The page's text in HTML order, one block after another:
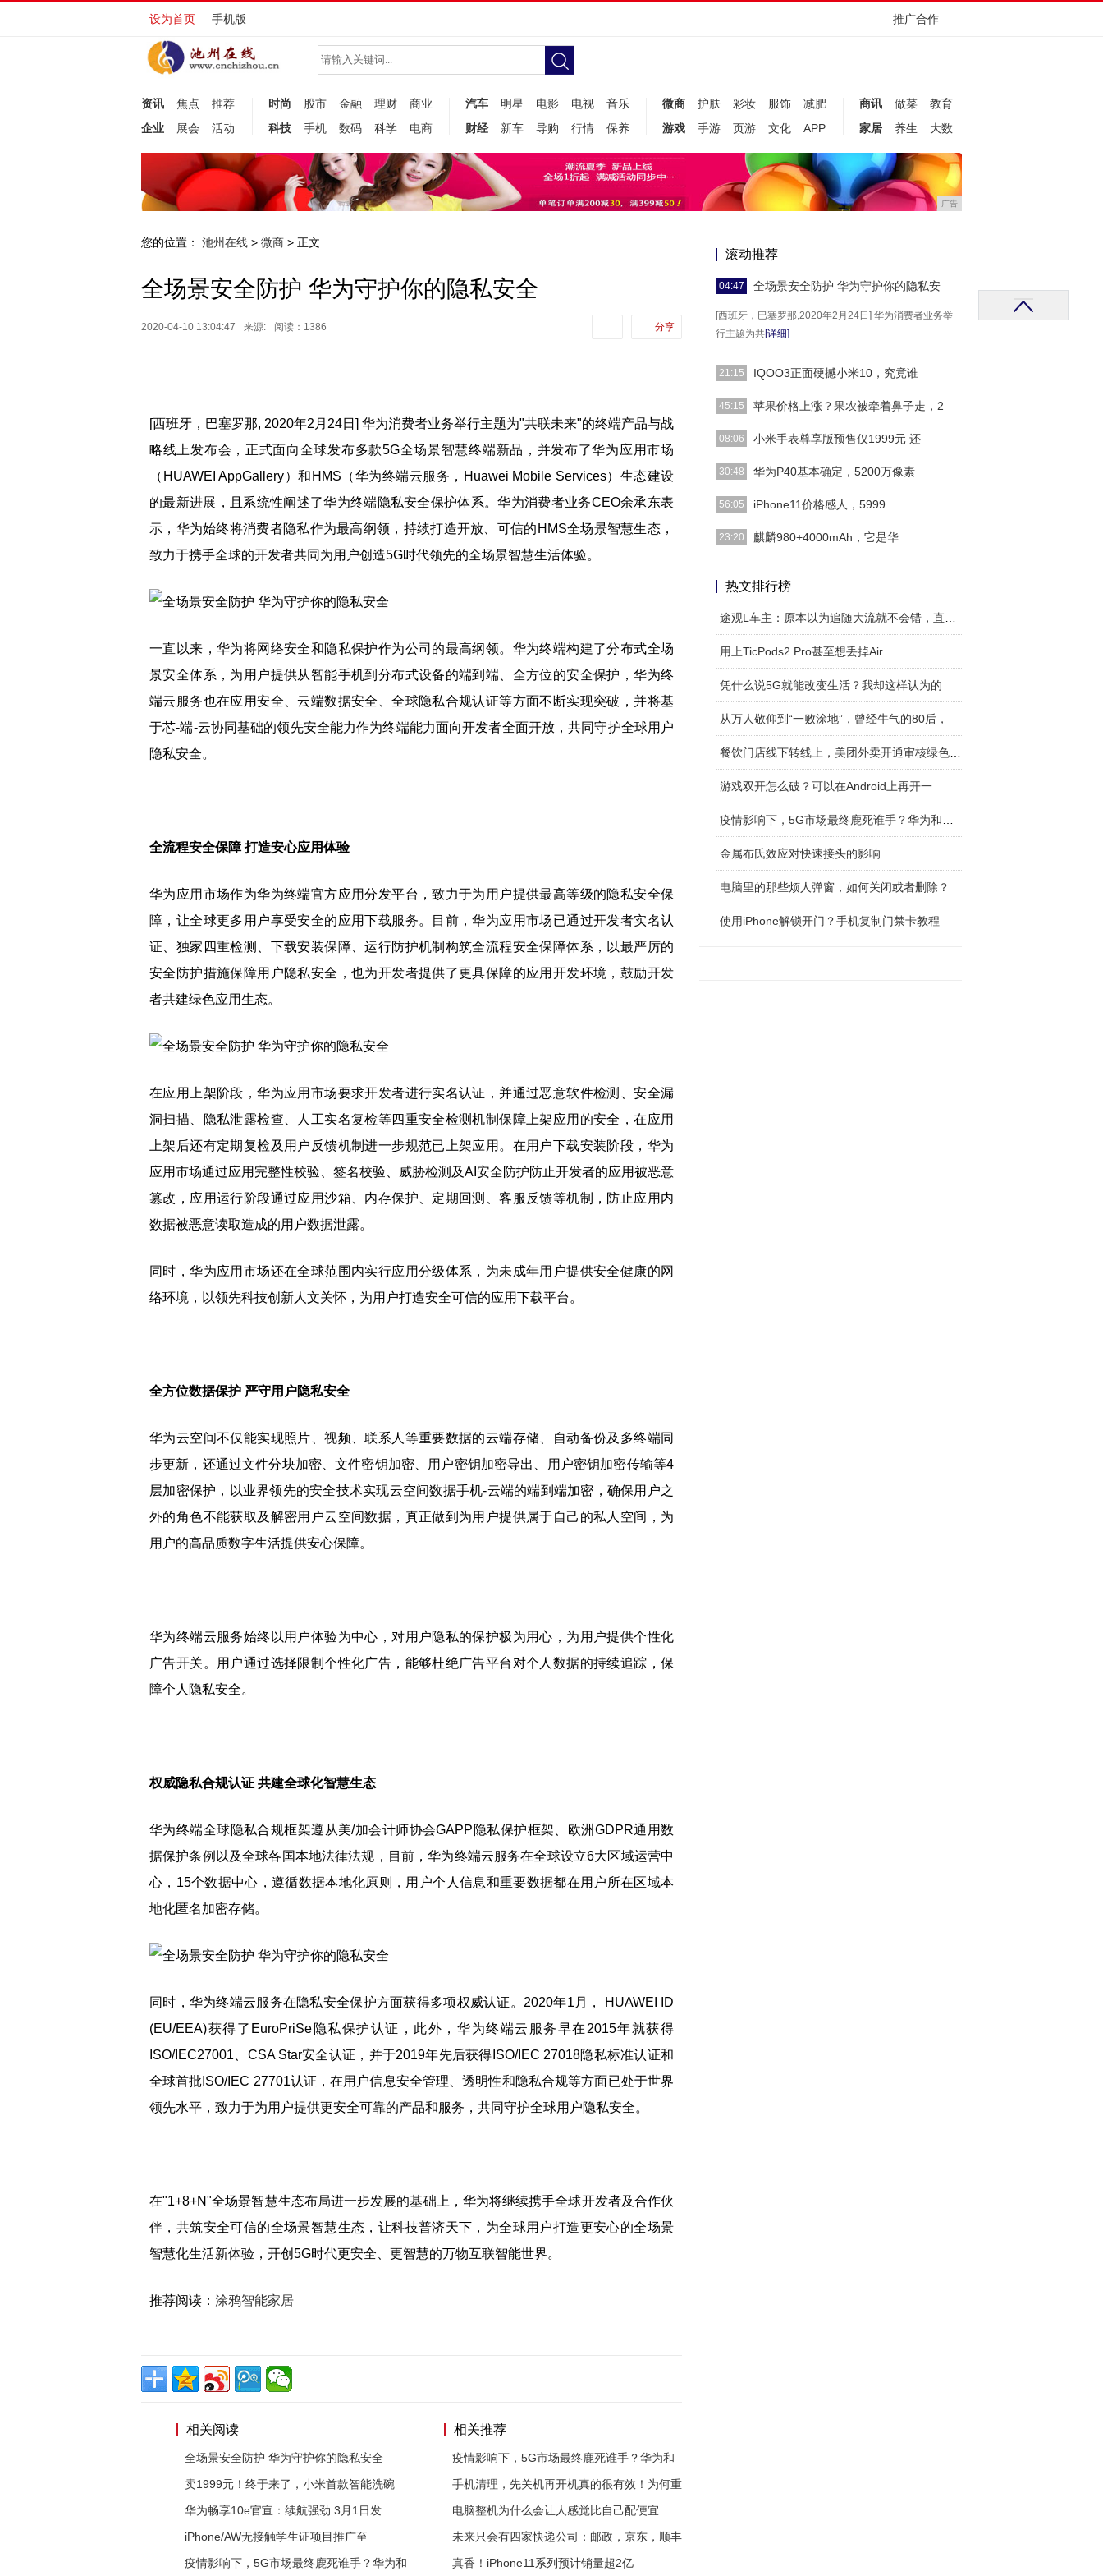
设为首页 手机版 推广合作
资讯 焦点
推荐
企业
展会 活动
时尚 股市 金融 理财
商业
科技
手机 数码 科学 电商
汽车 明星 电影 电视
音乐
财经
新车 导购 行情 保养
微商 护肤 彩妆 服饰
减肥
游戏
手游 页游 文化 APP
商讯 做菜
教育
家居
养生 大数
广告
您的位置： 池州在线 > 微商 > 正文
全场景安全防护 华为守护你的隐私安全
2020-04-10 13:04:47 来源: 阅读：1386 分享
[西班牙，巴塞罗那, 2020年2月24日] 华为消费者业务举行主题为"共联未来"的终端产品与战
略线上发布会，正式面向全球发布多款5G全场景智慧终端新品，并发布了华为应用市场
（HUAWEI AppGallery）和HMS（华为终端云服务，Huawei Mobile Services）生态建设
的最新进展，且系统性阐述了华为终端隐私安全保护体系。华为消费者业务CEO余承东表
示，华为始终将消费者隐私作为最高纲领，持续打造开放、可信的HMS全场景智慧生态，
致力于携手全球的开发者共同为用户创造5G时代领先的全场景智慧生活体验。
一直以来，华为将网络安全和隐私保护作为公司的最高纲领。华为终端构建了分布式全场
景安全体系，为用户提供从智能手机到分布式设备的端到端、全方位的安全保护，华为终
端云服务也在应用安全、云端数据安全、全球隐私合规认证等方面不断实现突破，并将基
于芯-端-云协同基础的领先安全能力作为终端能力面向开发者全面开放，共同守护全球用户
隐私安全。
全流程安全保障 打造安心应用体验
华为应用市场作为华为终端官方应用分发平台，致力于为用户提供最高等级的隐私安全保
障，让全球更多用户享受安全的应用下载服务。目前，华为应用市场已通过开发者实名认
证、独家四重检测、下载安装保障、运行防护机制构筑全流程安全保障体系，以最严厉的
安全防护措施保障用户隐私安全，也为开发者提供了更具保障的应用开发环境，鼓励开发
者共建绿色应用生态。
在应用上架阶段，华为应用市场要求开发者进行实名认证，并通过恶意软件检测、安全漏
洞扫描、隐私泄露检查、人工实名复检等四重安全检测机制保障上架应用的安全，在应用
上架后还有定期复检及用户反馈机制进一步规范已上架应用。在用户下载安装阶段，华为
应用市场通过应用完整性校验、签名校验、威胁检测及AI安全防护防止开发者的应用被恶意
篡改，应用运行阶段通过应用沙箱、内存保护、定期回测、客服反馈等机制，防止应用内
数据被恶意读取造成的用户数据泄露。
同时，华为应用市场还在全球范围内实行应用分级体系，为未成年用户提供安全健康的网
络环境，以领先科技创新人文关怀，为用户打造安全可信的应用下载平台。
全方位数据保护 严守用户隐私安全
华为云空间不仅能实现照片、视频、联系人等重要数据的云端存储、自动备份及多终端同
步更新，还通过文件分块加密、文件密钥加密、用户密钥加密导出、用户密钥加密传输等4
层加密保护，以业界领先的安全技术实现云空间数据手机-云端的端到端加密，确保用户之
外的角色不能获取及解密用户云空间数据，真正做到为用户提供属于自己的私人空间，为
用户的高品质数字生活提供安心保障。
华为终端云服务始终以用户体验为中心，对用户隐私的保护极为用心，为用户提供个性化
广告开关。用户通过选择限制个性化广告，能够杜绝广告平台对个人数据的持续追踪，保
障个人隐私安全。
权威隐私合规认证 共建全球化智慧生态
华为终端全球隐私合规框架遵从美/加会计师协会GAPP隐私保护框架、欧洲GDPR通用数
据保护条例以及全球各国本地法律法规，目前，华为终端云服务在全球设立6大区域运营中
心，15个数据中心，遵循数据本地化原则，用户个人信息和重要数据都在用户所在区域本
地化匿名加密存储。
同时，华为终端云服务在隐私安全保护方面获得多项权威认证。2020年1月， HUAWEI ID
(EU/EEA)获得了EuroPriSe隐私保护认证，此外，华为终端云服务早在2015年就获得
ISO/IEC27001、CSA Star安全认证，并于2019年先后获得ISO/IEC 27018隐私标准认证和
全球首批ISO/IEC 27701认证，在用户信息安全管理、透明性和隐私合规等方面已处于世界
领先水平，致力于为用户提供更安全可靠的产品和服务，共同守护全球用户隐私安全。
在"1+8+N"全场景智慧生态布局进一步发展的基础上，华为将继续携手全球开发者及合作伙
伴，共筑安全可信的全场景智慧生态，让科技普济天下，为全球用户打造更安心的全场景
智慧化生活新体验，开创5G时代更安全、更智慧的万物互联智能世界。
推荐阅读： 涂鸦智能家居
相关阅读
全场景安全防护 华为守护你的隐私安全
卖1999元！终于来了，小米首款智能洗碗
华为畅享10e官宣：续航强劲 3月1日发
iPhone/AW无接触学生证项目推广至
疫情影响下，5G市场最终鹿死谁手？华为和
相关推荐
疫情影响下，5G市场最终鹿死谁手？华为和
手机清理，先关机再开机真的很有效！为何重
电脑整机为什么会让人感觉比自己配便宜
未来只会有四家快递公司：邮政，京东，顺丰
真香！iPhone11系列预计销量超2亿
滚动推荐
04:47 全场景安全防护 华为守护你的隐私安
[西班牙，巴塞罗那,2020年2月24日] 华为消费者业务举
行主题为共[详细]
21:15 IQOO3正面硬撼小米10，究竟谁
小米10开售已经有一段时间了，而在这期间不少网友对
45:15 苹果价格上涨？果农被牵着鼻子走，2
在特殊期间，苹果的价格出现了不可避免的上涨，主要还
08:06 小米手表尊享版预售仅1999元 还
同时，MIUIFor Watch也是一个开放的手表生态系统，
30:48 华为P40基本确定，5200万像素
有的人会说红米K30Pro，这可能是最具性价比的骁龙
56:05 iPhone11价格感人，5999
目前来说4G手机应该还算是主流手机，毕竟现在5G手机
23:20 麒麟980+4000mAh，它是华
置着2400万[详细]
热文排行榜
用上TicPods2 Pro甚至想丢掉Air
凭什么说5G就能改变生活？我却这样认为的
从万人敬仰到“一败涂地”，曾经牛气的80后，
游戏双开怎么破？可以在Android上再开一
金属布氏效应对快速接头的影响
电脑里的那些烦人弹窗，如何关闭或者删除？
使用iPhone解锁开门？手机复制门禁卡教程